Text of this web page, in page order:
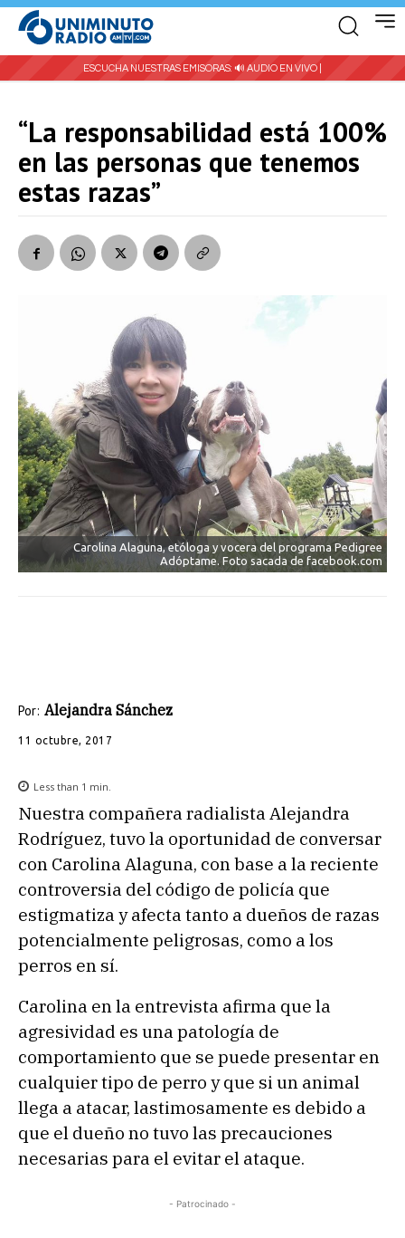
ESCUCHA NUESTRAS EMISORAS: 🔊 AUDIO EN VIVO |
“La responsabilidad está 100%
en las personas que tenemos
estas razas”
Carolina Alaguna, etóloga y vocera del programa Pedigree
Adóptame. Foto sacada de facebook.com
Por: Alejandra Sánchez
11 octubre, 2017
Less than 1 min.
Nuestra compañera radialista Alejandra
Rodríguez, tuvo la oportunidad de conversar
con Carolina Alaguna, con base a la reciente
controversia del código de policía que
estigmatiza y afecta tanto a dueños de razas
potencialmente peligrosas, como a los
perros en sí.
Carolina en la entrevista afirma que la
agresividad es una patología de
comportamiento que se puede presentar en
cualquier tipo de perro y que si un animal
llega a atacar, lastimosamente es debido a
que el dueño no tuvo las precauciones
necesarias para el evitar el ataque.
- Patrocinado -